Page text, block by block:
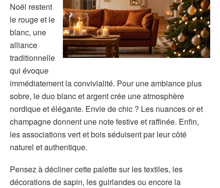
Noël restent
le rouge et le
blanc, une
alliance
traditionnelle
qui évoque
immédiatement la convivialité. Pour une ambiance plus
sobre, le duo blanc et argent crée une atmosphère
nordique et élégante. Envie de chic ? Les nuances or et
champagne donnent une note festive et raffinée. Enfin,
les associations vert et bois séduisent par leur côté
naturel et authentique.
Pensez à décliner cette palette sur les textiles, les
décorations de sapin, les guirlandes ou encore la